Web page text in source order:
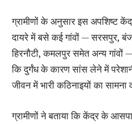
ग्रामीणों के अनुसार इस अपशिष्ट
दायरे में बसे कई गांवों — सरसपुर,
हिरनौटी, कमलपुर समेत अन्य गांवों
कि दुर्गंध के कारण सांस लेने में
जीवन में भारी कठिनाइयों का
ग्रामीणों ने बताया कि केंद्र के